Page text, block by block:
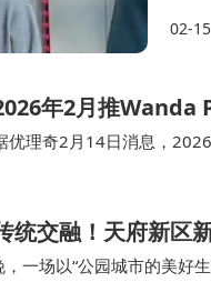
的是
02-15
年2月推Wanda
优理奇2月14日消息，
。该系列机器人在硬件和
统交融！天府新区
一场以“公园城市的美好